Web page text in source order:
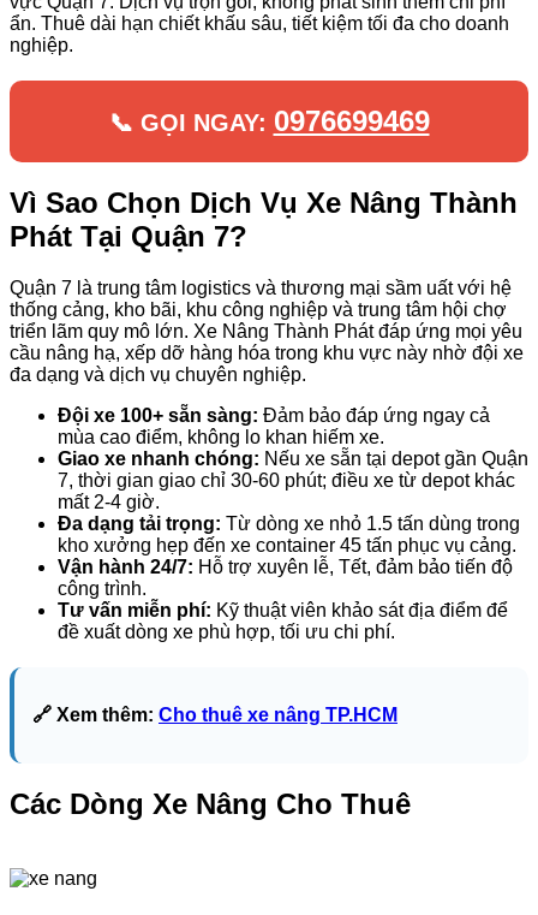
ẩn. Thuê dài hạn chiết khấu sâu, tiết kiệm tối đa cho doanh
nghiệp.
📞 GỌI NGAY: 0976699469
Vì Sao Chọn Dịch Vụ Xe Nâng Thành
Phát Tại Quận 7?
Quận 7 là trung tâm logistics và thương mại sầm uất với hệ
thống cảng, kho bãi, khu công nghiệp và trung tâm hội chợ
triển lãm quy mô lớn. Xe Nâng Thành Phát đáp ứng mọi yêu
cầu nâng hạ, xếp dỡ hàng hóa trong khu vực này nhờ đội xe
đa dạng và dịch vụ chuyên nghiệp.
Đội xe 100+ sẵn sàng: Đảm bảo đáp ứng ngay cả
mùa cao điểm, không lo khan hiếm xe.
Giao xe nhanh chóng: Nếu xe sẵn tại depot gần Quận
7, thời gian giao chỉ 30-60 phút; điều xe từ depot khác
mất 2-4 giờ.
Đa dạng tải trọng: Từ dòng xe nhỏ 1.5 tấn dùng trong
kho xưởng hẹp đến xe container 45 tấn phục vụ cảng.
Vận hành 24/7: Hỗ trợ xuyên lễ, Tết, đảm bảo tiến độ
công trình.
Tư vấn miễn phí: Kỹ thuật viên khảo sát địa điểm để
đề xuất dòng xe phù hợp, tối ưu chi phí.
🔗 Xem thêm: Cho thuê xe nâng TP.HCM
Các Dòng Xe Nâng Cho Thuê